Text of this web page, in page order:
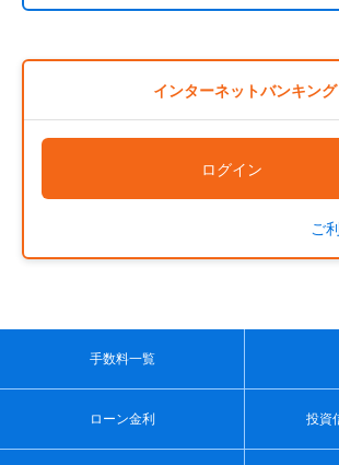
インターネットバンキング
ログイン
ご
手数料一覧
ローン金利 投資